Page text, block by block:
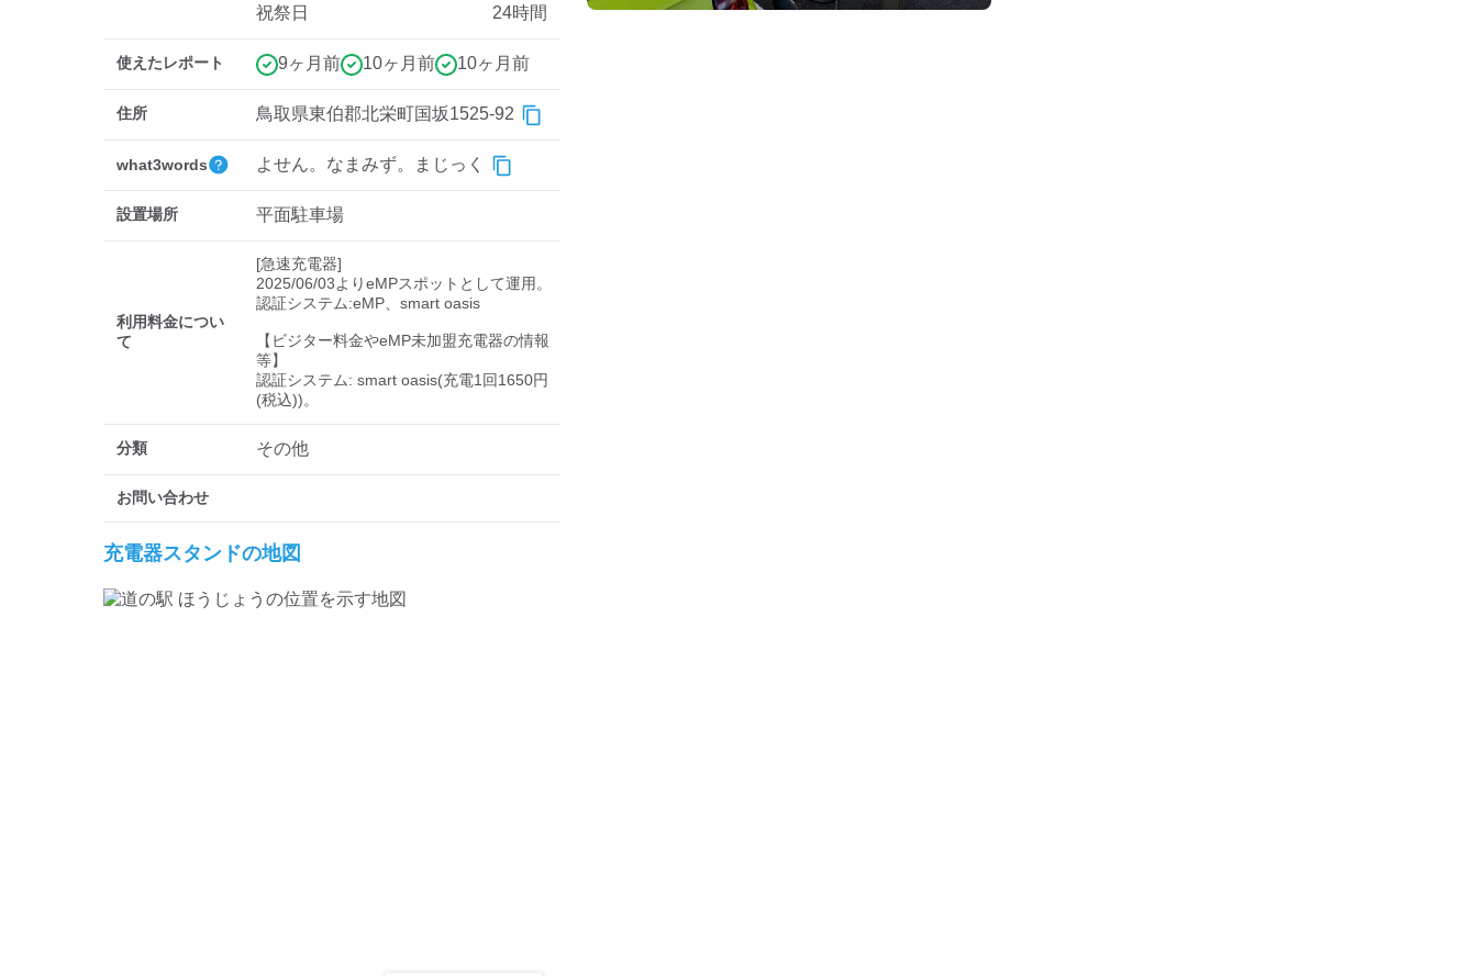
祝祭日
24時間
使えたレポート 9ヶ月前 10ヶ月前 10ヶ月前
住所 鳥取県東伯郡北栄町国坂1525-92
what3words よせん。なまみず。まじっく
設置場所 平面駐車場
利用料金につい
て
[急速充電器]
2025/06/03よりeMPスポットとして運用。
認証システム:eMP、smart oasis
【ビジター料金やeMP未加盟充電器の情報
等】
認証システム: smart oasis(充電1回1650円
(税込))。
分類 その他
お問い合わせ
充電器スタンドの地図